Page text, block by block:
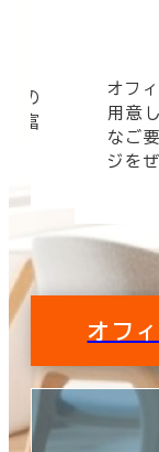
ご
ま
オフ
時は
速く
す。
オフ